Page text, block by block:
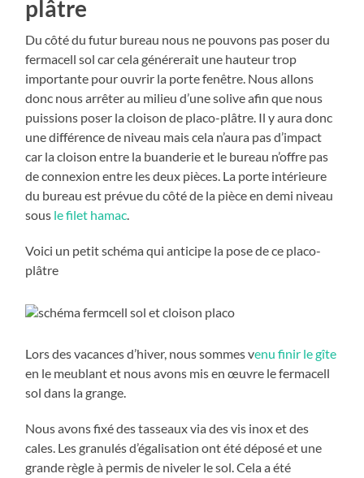
plâtre
Du côté du futur bureau nous ne pouvons pas poser du
fermacell sol car cela générerait une hauteur trop
importante pour ouvrir la porte fenêtre. Nous allons
donc nous arrêter au milieu d’une solive afin que nous
puissions poser la cloison de placo-plâtre. Il y aura donc
une différence de niveau mais cela n’aura pas d’impact
car la cloison entre la buanderie et le bureau n’offre pas
de connexion entre les deux pièces. La porte intérieure
du bureau est prévue du côté de la pièce en demi niveau
sous le filet hamac.
Voici un petit schéma qui anticipe la pose de ce placo-
plâtre
Lors des vacances d’hiver, nous sommes venu finir le gîte
en le meublant et nous avons mis en œuvre le fermacell
sol dans la grange.
Nous avons fixé des tasseaux via des vis inox et des
cales. Les granulés d’égalisation ont été déposé et une
grande règle à permis de niveler le sol. Cela a été